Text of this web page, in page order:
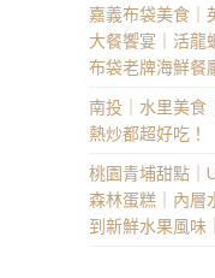
嘉義布袋美食｜
大餐饗宴｜活龍
布袋老牌海鮮餐
南投｜水里美食
熱炒都超好吃！
桃園青埔甜點｜
森林蛋糕｜內層
到新鮮水果風味